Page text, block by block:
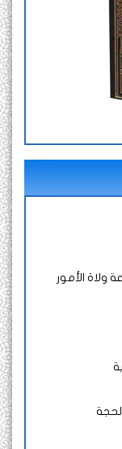
ولاة الأمور